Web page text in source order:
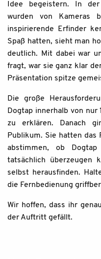
Idee begeistern. In
wurden von Kameras
inspirierende Erfinder
Spaß hatten, sieht man
deutlich. Mit dabei war
fragt, war sie ganz klar
Präsentation spitze
Die große
Dogtap innerhalb von nur
zu erklären. Danach
Publikum. Sie hatten das
abstimmen, ob
tatsächlich überzeugen
selbst herausfinden.
die Fernbedienung
Wir hoffen, dass ihr
der Auftritt gefällt.